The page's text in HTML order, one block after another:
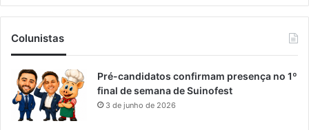
Colunistas
Pré-candidatos confirmam presença no 1º
final de semana de Suinofest
3 de junho de 2026